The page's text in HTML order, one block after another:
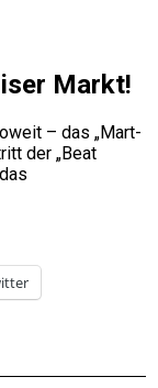
Markt!
– das „Mart-
der „Beat